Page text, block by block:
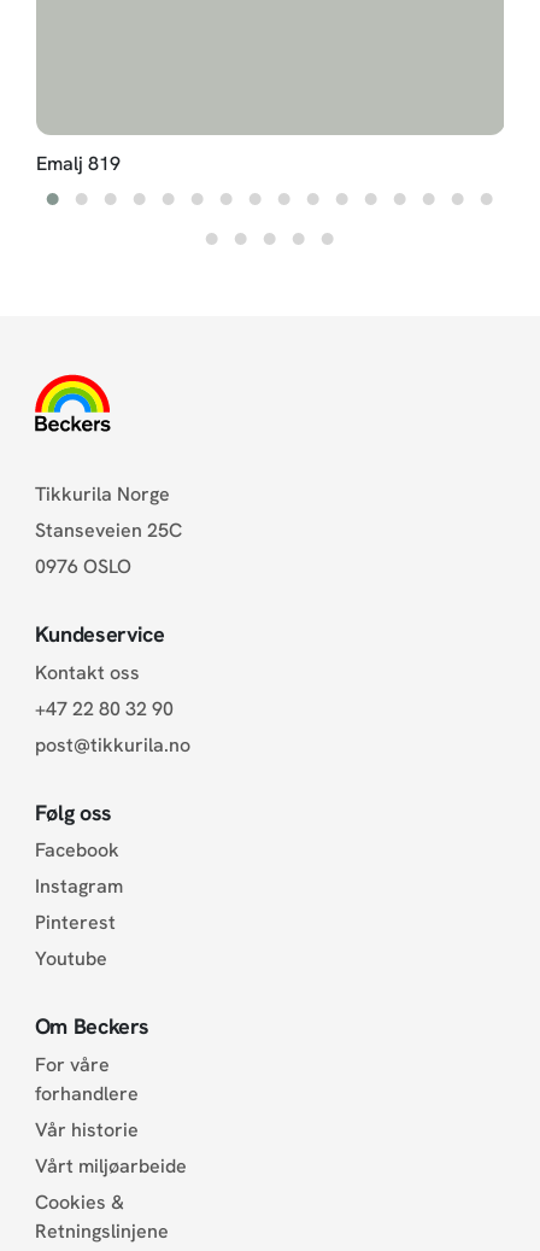
Emalj 819
Tikkurila Norge
Stanseveien 25C
0976 OSLO
Kundeservice
Kontakt oss
+47 22 80 32 90
post@tikkurila.no
Følg oss
Facebook
Instagram
Pinterest
Youtube
Om Beckers
For våre
forhandlere
Vår historie
Vårt miljøarbeide
Cookies &
Retningslinjene